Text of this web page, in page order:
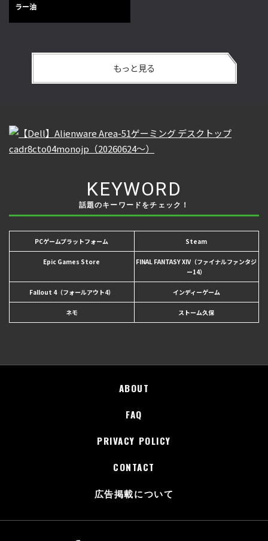
ラー油
もっと見る
KEYWORD
話題のキーワードをチェック！
PCゲームプラットフォーム Steam
Epic Games Store
FINAL FANTASY XIV（ファイナルファンタジ
ー14）
Fallout 4（フォールアウト4） インディーゲーム
ネモ ストーム久保
ABOUT
FAQ
PRIVACY POLICY
CONTACT
広告掲載について